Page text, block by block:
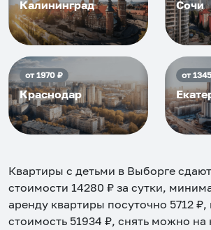
Калининград Сочи
от1970₽
Краснодар
от1345
Квартиры с детьми в Выборге
стоимости 14280 ₽ за сутки,
аренду квартиры посуточно 5712 ₽,
стоимость 51934 ₽, снять можно на